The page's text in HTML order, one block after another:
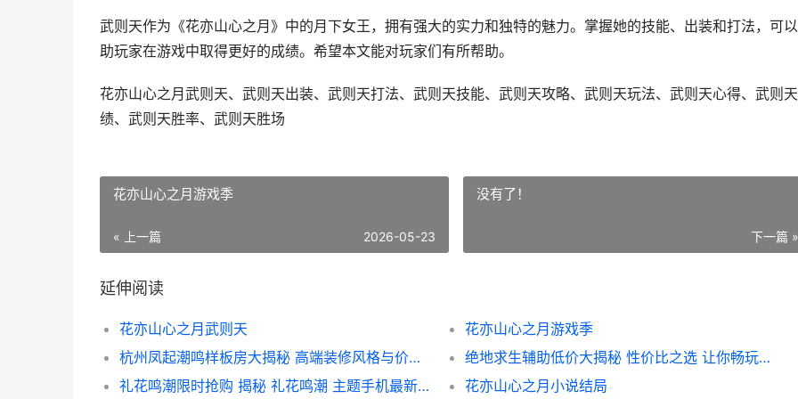
武则天作为《花亦山心之月》中的月下女王，拥有强大的实力和独特的魅力。掌握她的技能、出装和打法，可
助玩家在游戏中取得更好的成绩。希望本文能对玩家们有所帮助。
花亦山心之月武则天、武则天出装、武则天打法、武则天技能、武则天攻略、武则天玩法、武则天心得、武则
绩、武则天胜率、武则天胜场
花亦山心之月游戏季
« 上一篇 2026-05-23
没有了！
下一篇 »
延伸阅读
花亦山心之月武则天
花亦山心之月游戏季
杭州凤起潮鸣样板房大揭秘 高端装修风格与价格全解析
绝地求生辅助低价大揭秘 性价比之选 让你畅玩无忧
礼花鸣潮限时抢购 揭秘 礼花鸣潮 主题手机最新优惠价格
花亦山心之月小说结局